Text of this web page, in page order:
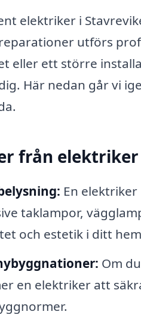
elektriker i
utförs
eller ett större
Här nedan går vi
från elektriker
En
taklampor,
och estetik i ditt
Om
en elektriker att